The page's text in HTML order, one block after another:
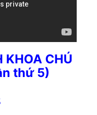
KHOA CHÚ
thứ 5)